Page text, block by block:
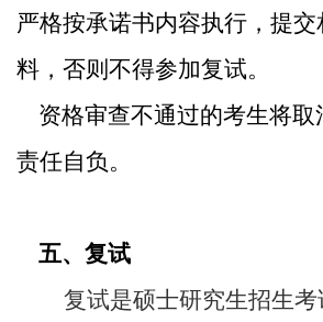
严格按承诺书内容执行，提
料，否则不得参加复试。
资格审查不通过的考生将取
责任自负。
五、复试
复试是硕士研究生招生